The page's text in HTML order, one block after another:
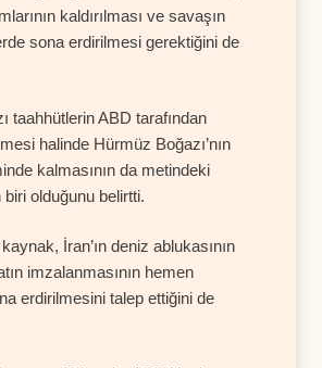
kaldırılması ve savaşın
sona erdirilmesi gerektiğini de
taahhütlerin ABD tarafından
halinde Hürmüz Boğazı’nın
kalmasının da metindeki
biri olduğunu belirtti.
İran’ın deniz ablukasının
imzalanmasının hemen
erdirilmesini talep ettiğini de